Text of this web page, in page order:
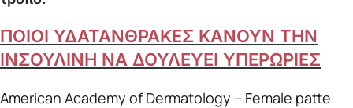
ΠΟΙΟΙ ΥΔΑΤΑΝΘΡΑΚΕΣ ΚΑΝΟΥΝ ΤΗΝ
ΙΝΣΟΥΛΙΝΗ ΝΑ ΔΟΥΛΕΥΕΙ ΥΠΕΡΩΡΙΕΣ
American Academy of Dermatology – Female patte